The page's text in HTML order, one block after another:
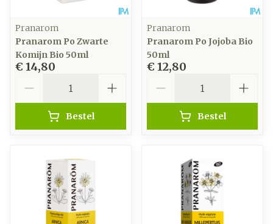
Pranarom
Pranarom Po Zwarte
Komijn Bio 50ml
€ 14,80
Bestel
Pranarom
Pranarom Po Jojoba Bio
50ml
€ 12,80
Bestel